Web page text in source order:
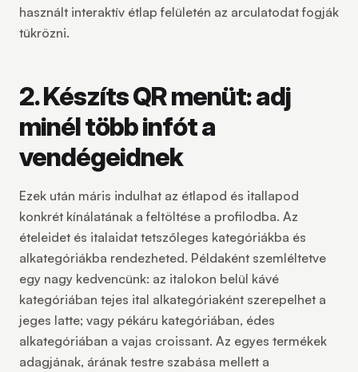
használt interaktív étlap felületén az arculatodat fogják
tükrözni.
2. Készíts QR menüt: adj
minél több infót a
vendégeidnek
Ezek után máris indulhat az étlapod és itallapod
konkrét kínálatának a feltöltése a profilodba. Az
ételeidet és italaidat tetszőleges kategóriákba és
alkategóriákba rendezheted. Példaként szemléltetve
egy nagy kedvencünk: az italokon belül kávé
kategóriában tejes ital alkategóriaként szerepelhet a
jeges latte; vagy pékáru kategóriában, édes
alkategóriában a vajas croissant. Az egyes termékek
adagjának, árának testre szabása mellett a